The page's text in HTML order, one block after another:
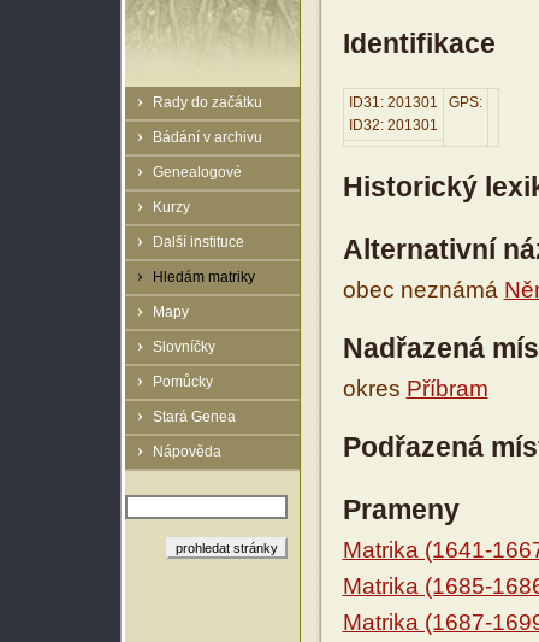
Rady do začátku
Bádání v archivu
Genealogové
Kurzy
Další instituce
Hledám matriky
Mapy
Slovníčky
Pomůcky
Stará Genea
Nápověda
Identifikace
ID31: 201301
ID32: 201301
GPS:
Historický
Alternativní
obec neznámá
Nadřazená
okres Příbram
Podřazená
Prameny
Matrika (1641-
Matrika (1685-
Matrika (1687-